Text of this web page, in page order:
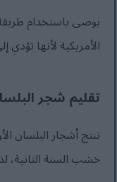
يوصى باستخدام
الأمريكية لأنها
تقليم شجر
خشب السنة الثانية،